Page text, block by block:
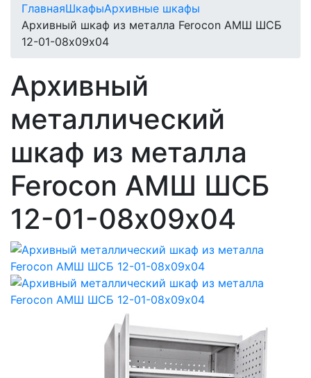
ГлавнаяШкафыАрхивные шкафы
Архивный шкаф из металла Ferocon АМШ ШСБ
12-01-08х09х04
Архивный
металлический
шкаф из металла
Ferocon АМШ ШСБ
12-01-08х09х04